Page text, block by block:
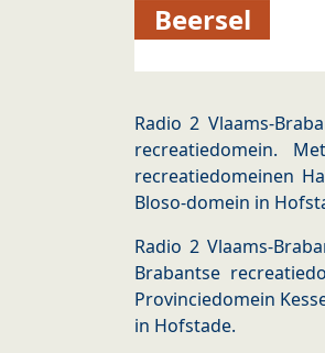
Beersel
Radio 2 Vlaams-
recreatiedomein.
recreatiedomeinen
Bloso-domein in
Radio 2 Vlaams-
Brabantse
Provinciedomein
in Hofstade.